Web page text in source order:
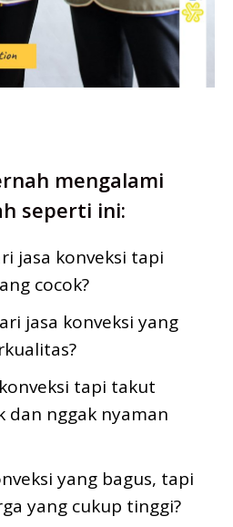
mengalami
seperti ini:
jasa konveksi tapi
cocok?
jasa konveksi yang
tapi takut
dan nggak nyaman
yang bagus, tapi
yang cukup tinggi?